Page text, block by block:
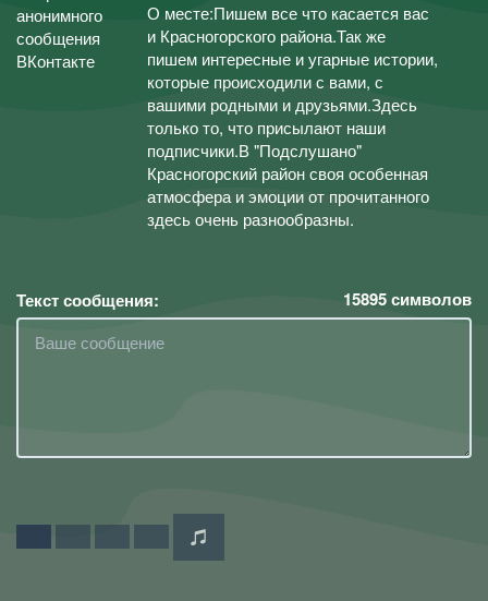
О месте:Пишем все что касается вас
и Красногорского района.Так же
пишем интересные и угарные истории,
которые происходили с вами, с
вашими родными и друзьями.Здесь
только то, что присылают наши
подписчики.В "Подслушано"
Красногорский район своя особенная
атмосфера и эмоции от прочитанного
здесь очень разнообразны.
Текст сообщения: 15895символов